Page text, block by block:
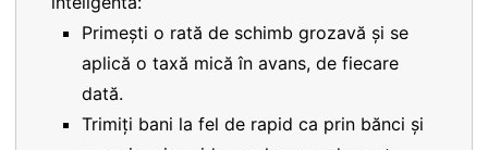
Primești o rată de schimb grozavă și se
aplică o taxă mică în avans, de fiecare
dată.
Trimiți bani la fel de rapid ca prin bănci și